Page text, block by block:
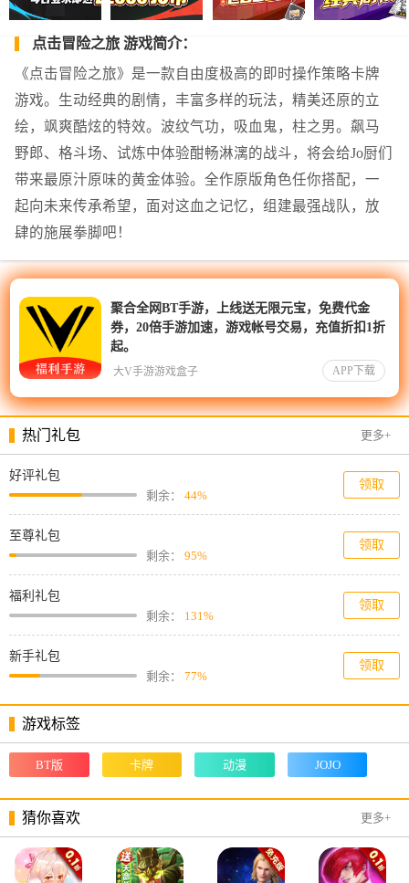
点击冒险之旅 游戏简介：
《点击冒险之旅》是一款自由度极高的即时操作策略卡牌
游戏。生动经典的剧情，丰富多样的玩法，精美还原的立
绘，飒爽酷炫的特效。波纹气功，吸血鬼，柱之男。飙马
野郎、格斗场、试炼中体验酣畅淋漓的战斗，将会给Jo厨们
带来最原汁原味的黄金体验。全作原版角色任你搭配，一
起向未来传承希望，面对这血之记忆，组建最强战队，放
肆的施展拳脚吧！
聚合全网BT手游，上线送无限元宝，免费代金
券，20倍手游加速，游戏帐号交易，充值折扣1折
起。
APP下载
大V手游游戏盒子
热门礼包 更多+
好评礼包
剩余： 44%
领取
至尊礼包
剩余： 95%
领取
福利礼包
剩余： 131%
领取
新手礼包
剩余： 77%
领取
游戏标签
BT版 卡牌 动漫 JOJO
猜你喜欢 更多+